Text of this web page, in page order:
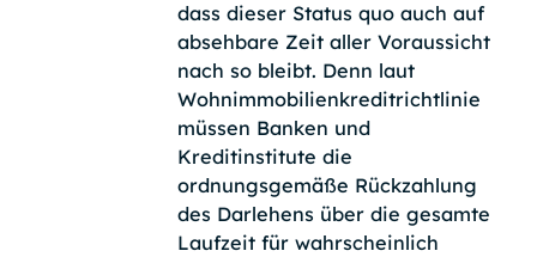
dass dieser Status quo auch auf
absehbare Zeit aller Voraussicht
nach so bleibt. Denn laut
Wohnimmobilienkreditrichtlinie
müssen Banken und
Kreditinstitute die
ordnungsgemäße Rückzahlung
des Darlehens über die gesamte
Laufzeit für wahrscheinlich